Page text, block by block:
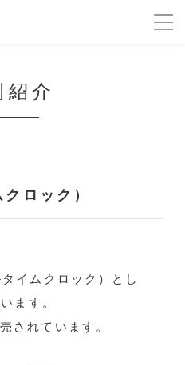
紹介
ロック）
イムクロック）とし
ます。
されています。